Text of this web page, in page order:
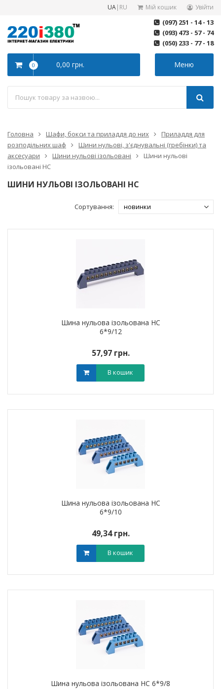
UA| RU Мій кошик Увійти
(097) 251 - 14 - 13
(093) 473 - 57 - 74
(050) 233 - 77 - 18
Меню
0 0,00 грн.
Головна Шафи, бокси та приладдя до них
Приладдя для
розподільних шаф
Шини нульові, з'єднувальні (гребінки) та
аксесуари
Шини нульові ізольовані
Шини нульові
ізольовані НС
ШИНИ НУЛЬОВІ ІЗОЛЬОВАНІ НС
Сортування:
Шина нульова ізольована HC
6*9/12
57,97 грн.
В кошик
Шина нульова ізольована HC
6*9/10
49,34 грн.
В кошик
Шина нульова ізольована HC 6*9/8